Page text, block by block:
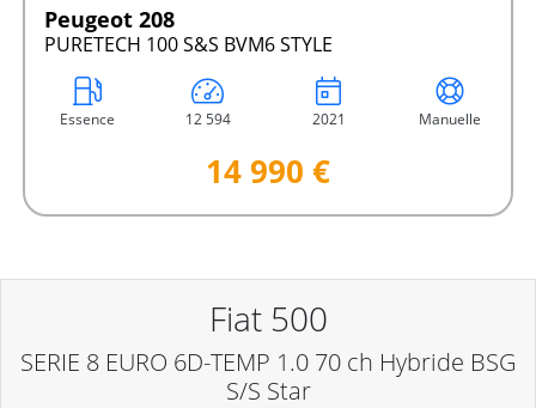
Peugeot 208
PURETECH 100 S&S BVM6 STYLE
Essence 12 594 2021 Manuelle
14 990 €
Fiat 500
SERIE 8 EURO 6D-TEMP 1.0 70 ch Hybride BSG
S/S Star